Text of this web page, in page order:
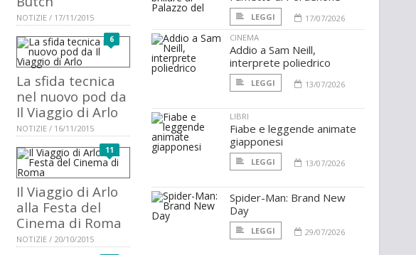
NOTIZIE / 17/11/2015
6
La sfida tecnica
nel nuovo pod da
Il Viaggio di Arlo
NOTIZIE / 16/11/2015
11
Il Viaggio di Arlo
alla Festa del
Cinema di Roma
NOTIZIE / 20/10/2015
LEGGI
17/07/2026
CINEMA
Addio a Sam Neill,
interprete poliedrico
LEGGI 13/07/2026
LIBRI
Fiabe e leggende animate
giapponesi
LEGGI 13/07/2026
Spider-Man: Brand New
Day
LEGGI 29/07/2026